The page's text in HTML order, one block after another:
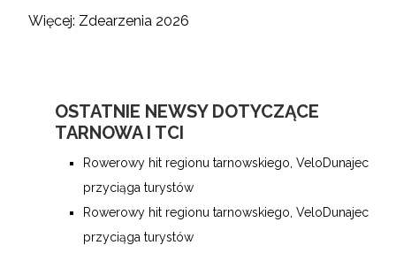
Więcej: Zdearzenia 2026
OSTATNIE NEWSY DOTYCZĄCE
TARNOWA I TCI
Rowerowy hit regionu tarnowskiego, VeloDunajec
przyciąga turystów
Rowerowy hit regionu tarnowskiego, VeloDunajec
przyciąga turystów